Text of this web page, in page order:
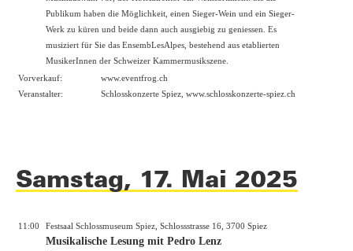
Publikum haben die Möglichkeit, einen Sieger-Wein und ein Sieger-
Werk zu küren und beide dann auch ausgiebig zu geniessen. Es
musiziert für Sie das EnsembLesAlpes, bestehend aus etablierten
MusikerInnen der Schweizer Kammermusikszene.
Vorverkauf:
www.eventfrog.ch
Veranstalter:
Schlosskonzerte Spiez, www.schlosskonzerte-spiez.ch
Samstag, 17. Mai 2025
11:00 Festsaal Schlossmuseum Spiez, Schlossstrasse 16, 3700 Spiez
Musikalische Lesung mit Pedro Lenz